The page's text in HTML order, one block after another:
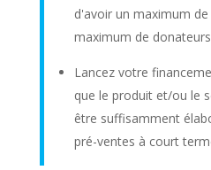
d'avoir un maximum
maximum de
Lancez votre
que le produit et/ou le
être suffisamment
pré-ventes à court